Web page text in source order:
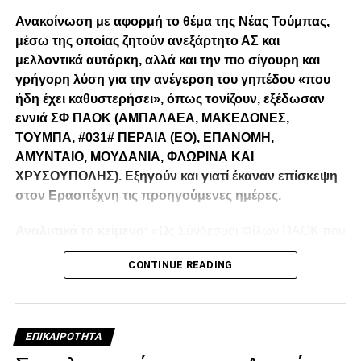
Ανακοίνωση με αφορμή το θέμα της Νέας Τούμπας,
μέσω της οποίας ζητούν ανεξάρτητο ΑΣ και
μελλοντικά αυτάρκη, αλλά και την πιο σίγουρη και
γρήγορη λύση για την ανέγερση του γηπέδου «που
ήδη έχει καθυστερήσει», όπως τονίζουν, εξέδωσαν
εννιά ΣΦ ΠΑΟΚ (ΑΜΠΑΛΑΕΑ, ΜΑΚΕΔΟΝΕΣ,
ΤΟΥΜΠΑ, #031# ΠΕΡΑΙΑ (ΕΟ), ΕΠΑΝΟΜΗ,
ΑΜΥΝΤΑΙΟ, ΜΟΥΔΑΝΙΑ, ΦΛΩΡΙΝΑ ΚΑΙ
ΧΡΥΣΟΥΠΟΛΗΣ). Εξηγούν και γιατί έκαναν επίσκεψη
στον Ερασιτέχνη τις προηγούμενες ημέρες.
λειτουργούμε καθημερινά με γνώμωνα το καλό του
Δικεφάλου και μόνο, αισθανόμαστε την ανάγκη να
όψη των 100 ετών τα διοικητικά εσωπροβλήματα του
οργανισμού δεν φαίνεται να καταλαγιάζουν (κάθε άλλο
μάλλον) παρά τις επανειλημμένες προσπάθειες μας να
CONTINUE READING
ΕΠΙΚΑΙΡΌΤΗΤΑ